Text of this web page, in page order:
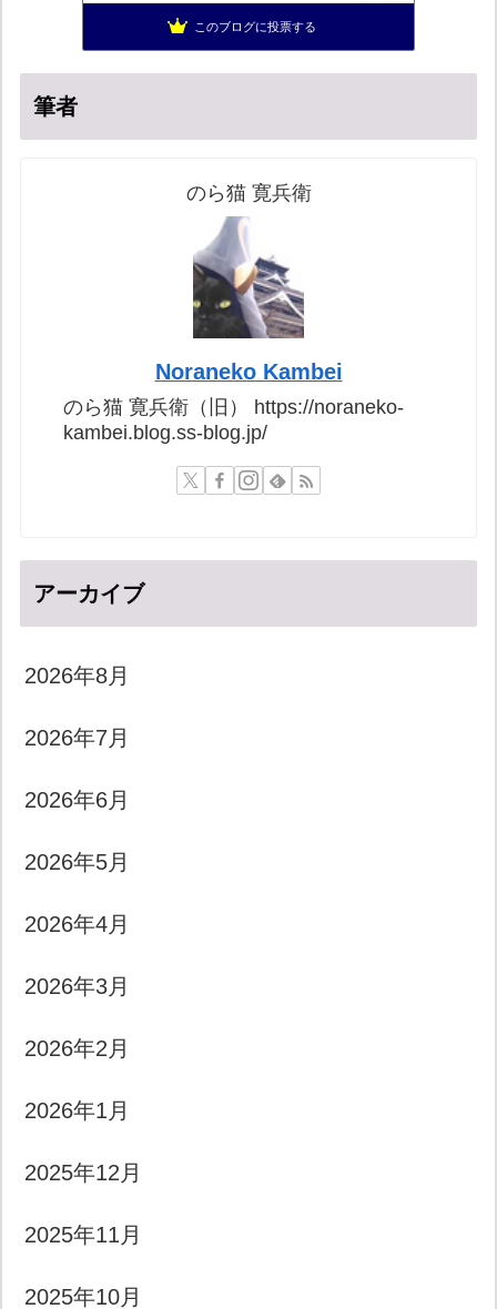
菜穂は猫が好き
このブログに投票する
筆者
のら猫 寛兵衛
Noraneko Kambei
のら猫 寛兵衛（旧） https://noraneko-
kambei.blog.ss-blog.jp/
アーカイブ
2026年8月
2026年7月
2026年6月
2026年5月
2026年4月
2026年3月
2026年2月
2026年1月
2025年12月
2025年11月
2025年10月